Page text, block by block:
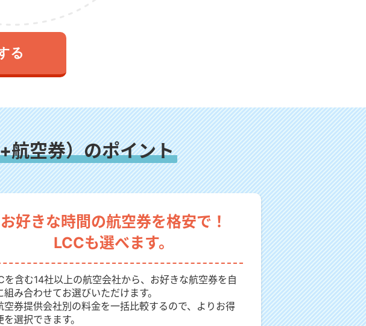
る
航空券）のポイント
お好きな時間の航空券を格安で！
LCCも選べます。
を含む14社以上の航空会社から、お好きな航空券を自
組み合わせてお選びいただけます。
空券提供会社別の料金を一括比較するので、よりお得
を選択できます。